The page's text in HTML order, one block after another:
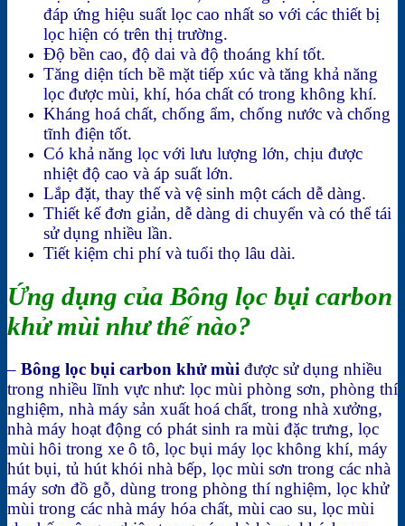
đáp ứng hiệu suất lọc cao nhất so với các thiết bị
lọc hiện có trên thị trường.
Độ bền cao, độ dai và độ thoáng khí tốt.
Tăng diện tích bề mặt tiếp xúc và tăng khả năng
lọc được mùi, khí, hóa chất có trong không khí.
Kháng hoá chất, chống ẩm, chống nước và chống
tĩnh điện tốt.
Có khả năng lọc với lưu lượng lớn, chịu được
nhiệt độ cao và áp suất lớn.
Lắp đặt, thay thế và vệ sinh một cách dễ dàng.
Thiết kế đơn giản, dễ dàng di chuyển và có thể tái
sử dụng nhiều lần.
Tiết kiệm chi phí và tuổi thọ lâu dài.
Ứng dụng của Bông lọc bụi carbon
khử mùi như thế nào?
– Bông lọc bụi carbon khử mùi được sử dụng nhiều
trong nhiều lĩnh vực như: lọc mùi phòng sơn, phòng thí
nghiệm, nhà máy sản xuất hoá chất, trong nhà xưởng,
nhà máy hoạt động có phát sinh ra mùi đặc trưng, lọc
mùi hôi trong xe ô tô, lọc bụi máy lọc không khí, máy
hút bụi, tủ hút khói nhà bếp, lọc mùi sơn trong các nhà
máy sơn đồ gỗ, dùng trong phòng thí nghiệm, lọc khử
mùi trong các nhà máy hóa chất, mùi cao su, lọc mùi